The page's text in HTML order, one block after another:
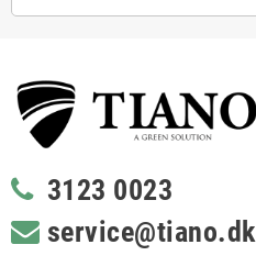
3123 0023
service@tiano.dk